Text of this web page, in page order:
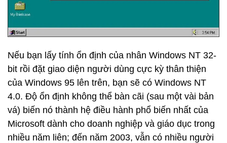
Nếu bạn lấy tính ổn định của nhân Windows NT 32-
bit rồi đặt giao diện người dùng cực kỳ thân thiện
của Windows 95 lên trên, bạn sẽ có Windows NT
4.0. Độ ổn định không thể bàn cãi (sau một vài bản
vá) biến nó thành hệ điều hành phổ biến nhất của
Microsoft dành cho doanh nghiệp và giáo dục trong
nhiều năm liên; đến năm 2003, vẫn có nhiều người